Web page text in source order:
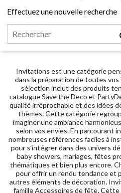
Effectuez une nouvelle recherche
Invitations est une catégorie
dans la préparation de toutes
sélection inclut des produits
catalogue Save the Deco et
qualité irréprochable et des idées
thèmes. Cette catégorie
imaginer une ambiance
selon vos envies. En parcourant
nombreuses références faciles à
pour s’intégrer dans des univers
baby showers, mariages, fêtes
thématiques et bien plus encore.
pour offrir un rendu tendance et
autres éléments de décoration.
famille Accessoires de fête.